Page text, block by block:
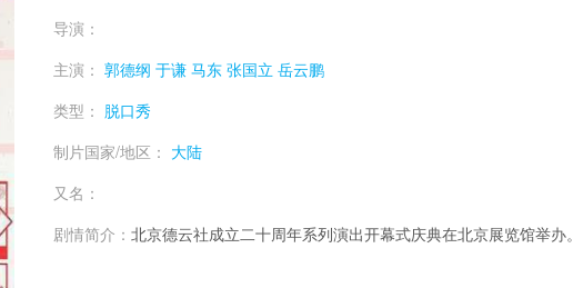
导演：
主演： 郭德纲 于谦 马东 张国立 岳云鹏
类型： 脱口秀
制片国家/地区： 大陆
又名：
剧情简介： 北京德云社成立二十周年系列演出开幕式庆典在北京展览馆举办。